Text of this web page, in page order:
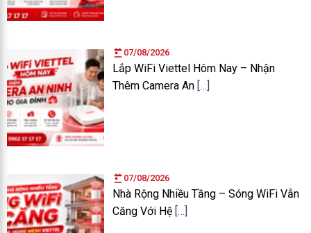
07/08/2026
Lắp WiFi Viettel Hôm Nay – Nhận
Thêm Camera An […]
07/08/2026
Nhà Rộng Nhiều Tầng – Sóng WiFi Vẫn
Căng Với Hệ […]